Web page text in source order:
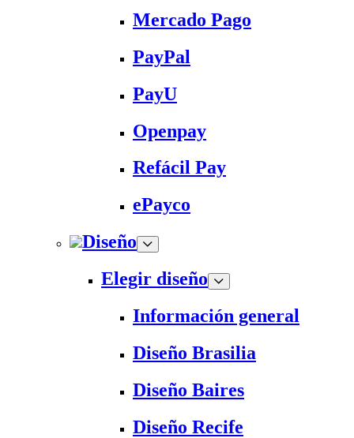
Mercado Pago
PayPal
PayU
Openpay
Refácil Pay
ePayco
Diseño
Elegir diseño
Información general
Diseño Brasilia
Diseño Baires
Diseño Recife